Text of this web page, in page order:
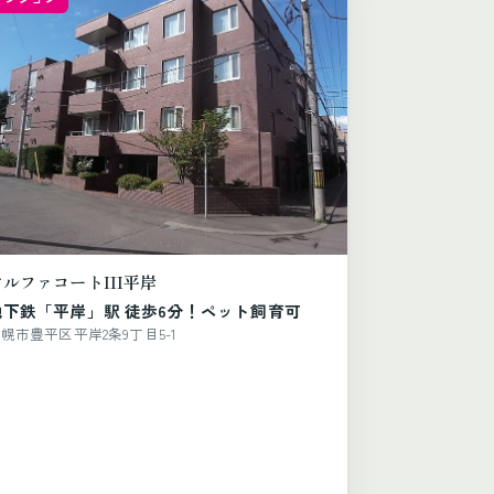
ファコートIII平岸
鉄「平岸」駅 徒歩6分！ペット飼育可
市豊平区平岸2条9丁目5-1